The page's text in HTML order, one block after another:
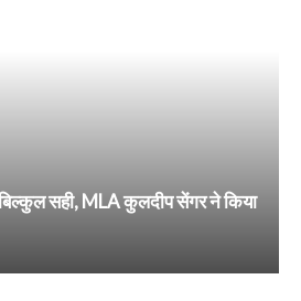
सही, MLA कुलदीप सेंगर ने किया